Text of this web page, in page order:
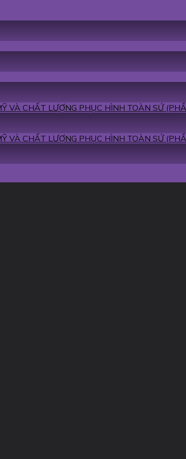
VÀ CHẤT LƯỢNG PHỤC HÌNH TOÀN SỨ
VÀ CHẤT LƯỢNG PHỤC HÌNH TOÀN SỨ